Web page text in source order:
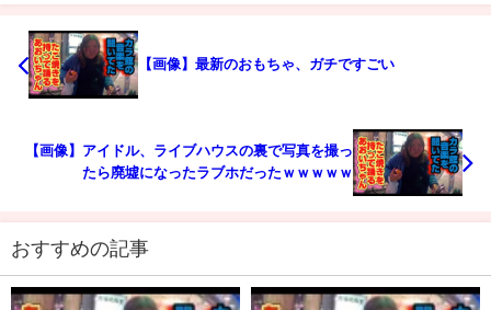
【画像】最新のおもちゃ、ガチですごい
【画像】アイドル、ライブハウスの裏で写真を撮っ
たら廃墟になったラブホだったｗｗｗｗｗ
おすすめの記事